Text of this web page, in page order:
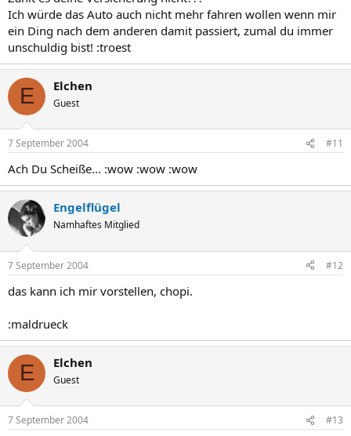
Ich würde das Auto auch nicht mehr fahren wollen wenn mir
ein Ding nach dem anderen damit passiert, zumal du immer
unschuldig bist! :troest
E Elchen
Guest
7 September 2004 #11
Ach Du Scheiße... :wow :wow :wow
Engelflügel
Namhaftes Mitglied
7 September 2004 #12
das kann ich mir vorstellen, chopi.
:maldrueck
E Elchen
Guest
7 September 2004 #13